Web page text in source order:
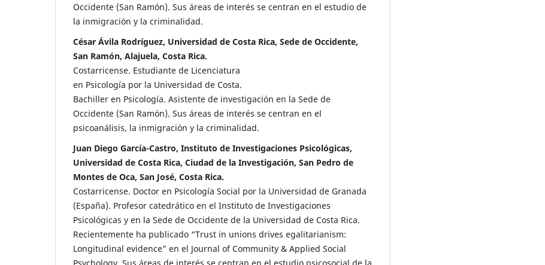
Occidente (San Ramón). Sus áreas de interés se centran en el estudio de
la inmigración y la criminalidad.
César Ávila Rodríguez, Universidad de Costa Rica, Sede de Occidente,
San Ramón, Alajuela, Costa Rica.
Costarricense. Estudiante de Licenciatura
en Psicología por la Universidad de Costa.
Bachiller en Psicología. Asistente de investigación en la Sede de
Occidente (San Ramón). Sus áreas de interés se centran en el
psicoanálisis, la inmigración y la criminalidad.
Juan Diego García-Castro, Instituto de Investigaciones Psicológicas,
Universidad de Costa Rica, Ciudad de la Investigación, San Pedro de
Montes de Oca, San José, Costa Rica.
Costarricense. Doctor en Psicología Social por la Universidad de Granada
(España). Profesor catedrático en el Instituto de Investigaciones
Psicológicas y en la Sede de Occidente de la Universidad de Costa Rica.
Recientemente ha publicado “Trust in unions drives egalitarianism:
Longitudinal evidence” en el Journal of Community & Applied Social